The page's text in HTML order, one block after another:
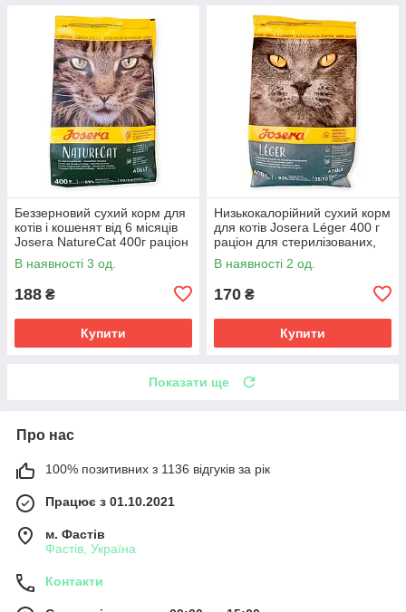
Беззерновий сухий корм для
котів і кошенят від 6 місяців
Josera NatureCat 400г раціон
із птицею, лососем, бататом
В наявності 3 од.
188 ₴
Купити
Низькокалорійний сухий корм
для котів Josera Léger 400 г
раціон для стерилізованих,
кастрованих та малоактивних
котів
В наявності 2 од.
170 ₴
Купити
Показати ще
Про нас
100% позитивних з 1136 відгуків за рік
Працює з 01.10.2021
м. Фастів
Фастів, Україна
Контакти